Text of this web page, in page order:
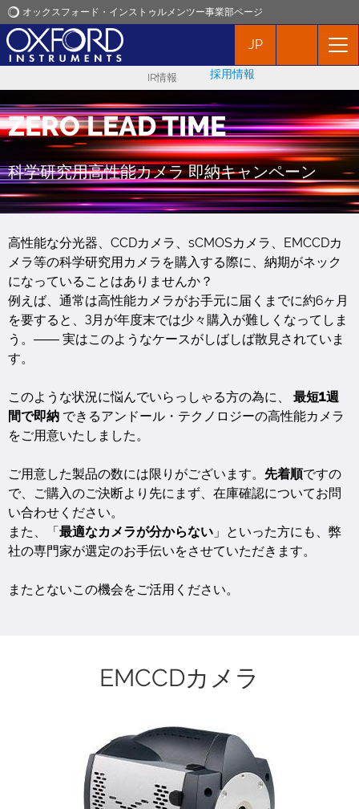
オックスフォード・インストゥルメンツー事業部ページ
オックスフォード・インストゥルメンツ
アプリケーション
プロダクト
ニュース
イベント
お問い合わせ
JP
IR情報 採用情報
ZERO LEAD TIME
科学研究用高性能カメラ 即納キャンペーン
高性能な分光器、CCDカメラ、sCMOSカメラ、EMCCDカ
メラ等の科学研究用カメラを購入する際に、納期がネック
になっていることはありませんか？
例えば、通常は高性能カメラがお手元に届くまでに約6ヶ月
を要すると、3月が年度末では少々購入が難しくなってしま
う。―― 実はこのようなケースがしばしば散見されていま
す。
このような状況に悩んでいらっしゃる方の為に、 最短1週
間で即納 できるアンドール・テクノロジーの高性能カメラ
をご用意いたしました。
ご用意した製品の数には限りがございます。 先着順ですの
で、ご購入のご決断より先にまず、在庫確認についてお問
い合わせください。
また、「最適なカメラが分からない 」といった方にも、弊
社の専門家が選定のお手伝いをさせていただきます。
またとないこの機会をご活用ください。
EMCCDカメラ